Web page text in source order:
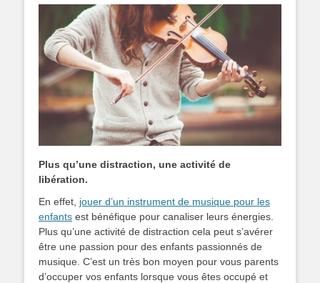
Plus qu’une distraction, une activité de
libération.
En effet, jouer d’un instrument de musique pour les
enfants est bénéfique pour canaliser leurs énergies.
Plus qu’une activité de distraction cela peut s’avérer
être une passion pour des enfants passionnés de
musique. C’est un très bon moyen pour vous parents
d’occuper vos enfants lorsque vous êtes occupé et